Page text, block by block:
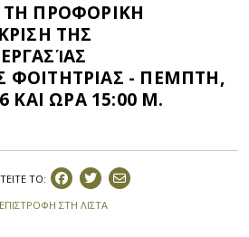
ΤΗ ΠΡΟΦΟΡΙΚΗ
ΤΗΣ
ΦΟΙΤΗΤΡΙΑΣ - ΠΕΜΠΤΗ,
ΚΑΙ ΩΡΑ 15:00 Μ.
ΤΟ:
ΕΠΙΣΤΡΟΦΗ ΣΤΗ ΛΙΣΤΑ